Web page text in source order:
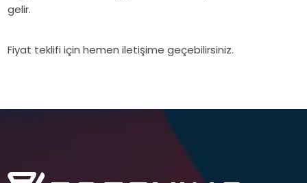
gelir.
Fiyat teklifi için hemen iletişime geçebilirsiniz.